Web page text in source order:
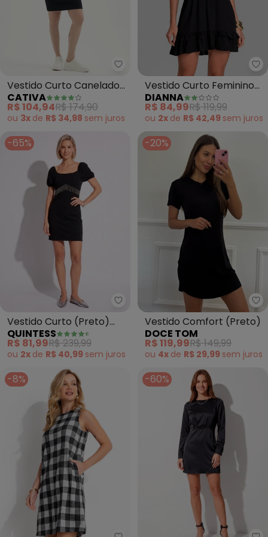
Cativa - Vestido Curto
Vestido Curto Canelado
(Preto)
CATIVA
R$ 104,94R$ 174,90
ou 3x de R$ 34,98 sem juros
Vestido Curto Feminino
de Alça em Viscose
(Preto)
DIANNA
R$ 84,99R$ 119,99
ou 2x de R$ 42,49 sem juros
-65%
Quintess - Vestido Curto
Vestido Curto (Preto)
com Franjas de Metal
QUINTESS
R$ 81,99R$ 239,99
ou 2x de R$ 40,99 sem juros
-20%
Vestido Comfort (Preto)
DOCE TOM
R$ 119,99R$ 149,99
ou 4x de R$ 29,99 sem juros
-8% -60%